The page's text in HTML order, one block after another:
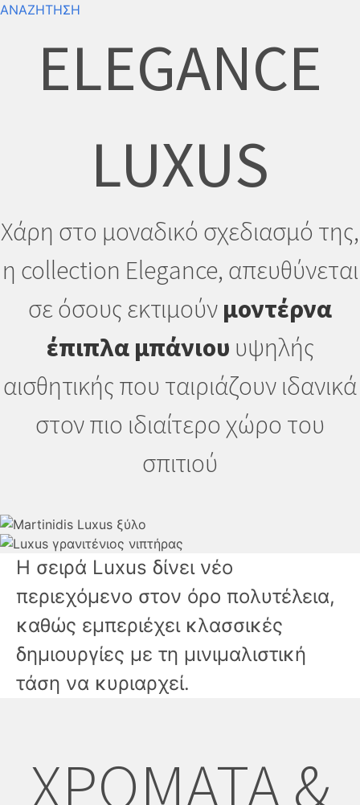
ΑΝΑΖΗΤΗΣΗ
ELEGANCE
LUXUS
Χάρη στο μοναδικό σχεδιασμό της,
η collection Elegance, απευθύνεται
σε όσους εκτιμούν μοντέρνα
έπιπλα μπάνιου υψηλής
αισθητικής που ταιριάζουν ιδανικά
στον πιο ιδιαίτερο χώρο του
σπιτιού
H σειρά Luxus δίνει νέο
περιεχόμενο στον όρο πολυτέλεια,
καθώς εμπεριέχει κλασσικές
δημιουργίες με τη μινιμαλιστική
τάση να κυριαρχεί.
ΧΡΩΜΑΤΑ &